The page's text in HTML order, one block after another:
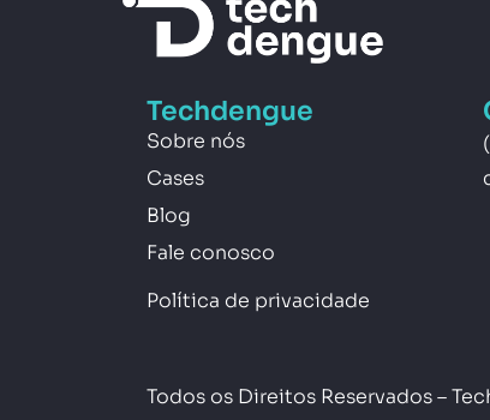
Techdengue
Sobre nós
Cases
Blog
Fale conosco
Política de privacidade
Todos os Direitos Reservados –